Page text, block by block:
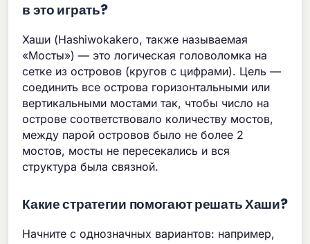
в это играть?
Хаши (Hashiwokakero, также называемая
«Мосты») — это логическая головоломка на
сетке из островов (кругов с цифрами). Цель —
соединить все острова горизонтальными или
вертикальными мостами так, чтобы число на
острове соответствовало количеству мостов,
между парой островов было не более 2
мостов, мосты не пересекались и вся
структура была связной.
Какие стратегии помогают решать Хаши?
Начните с однозначных вариантов: например,